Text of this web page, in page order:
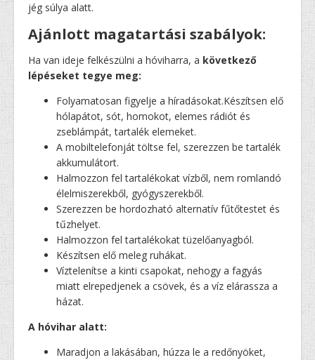
jég súlya alatt.
Ajánlott magatartási szabályok:
Ha van ideje felkészülni a hóviharra, a következő
lépéseket tegye meg:
Folyamatosan figyelje a híradásokat.Készítsen elő
hólapátot, sót, homokot, elemes rádiót és
zseblámpát, tartalék elemeket.
A mobiltelefonját töltse fel, szerezzen be tartalék
akkumulátort.
Halmozzon fel tartalékokat vízből, nem romlandó
élelmiszerekből, gyógyszerekből.
Szerezzen be hordozható alternatív fűtőtestet és
tűzhelyet.
Halmozzon fel tartalékokat tüzelőanyagból.
Készítsen elő meleg ruhákat.
Víztelenítse a kinti csapokat, nehogy a fagyás
miatt elrepedjenek a csövek, és a víz elárassza a
házat.
A hóvihar alatt:
Maradjon a lakásában, húzza le a redőnyöket,